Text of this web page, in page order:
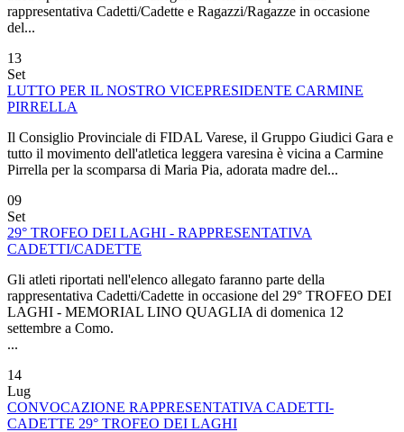
rappresentativa Cadetti/Cadette e Ragazzi/Ragazze in occasione
del...
13
Set
LUTTO PER IL NOSTRO VICEPRESIDENTE CARMINE
PIRRELLA
Il Consiglio Provinciale di FIDAL Varese, il Gruppo Giudici Gara e
tutto il movimento dell'atletica leggera varesina è vicina a Carmine
Pirrella per la scomparsa di Maria Pia, adorata madre del...
09
Set
29° TROFEO DEI LAGHI - RAPPRESENTATIVA
CADETTI/CADETTE
Gli atleti riportati nell'elenco allegato faranno parte della
rappresentativa Cadetti/Cadette in occasione del 29° TROFEO DEI
LAGHI - MEMORIAL LINO QUAGLIA di domenica 12
settembre a Como.
...
14
Lug
CONVOCAZIONE RAPPRESENTATIVA CADETTI-
CADETTE 29° TROFEO DEI LAGHI